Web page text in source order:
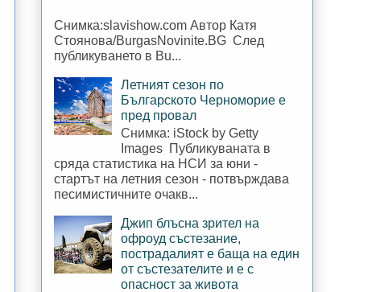
Снимка:slavishow.com Автор Катя
Стоянова/BurgasNovinite.BG След
публикуването в Bu...
Летният сезон по
Българското Черноморие е
пред провал
Снимка: iStock by Getty
Images Публикуваната в
сряда статистика на НСИ за юни -
стартът на летния сезон - потвърждава
песимистичните очакв...
Джип блъсна зрител на
офроуд състезание,
пострадалият е баща на един
от състезателите и е с
опасност за живота